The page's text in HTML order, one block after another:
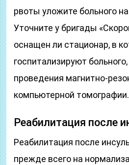
рвоты уложите больного
Уточните у бригады
оснащен ли стационар, в
госпитализируют
проведения магнитно-
компьютерной томографии.
Реабилитация после
Реабилитация после
прежде всего на